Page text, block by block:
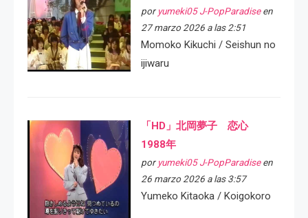
por yumeki05 J-PopParadiseen
27 marzo 2026 a las 2:51
Momoko Kikuchi / Seishun no
ijiwaru
「HD」北岡夢子 恋心
1988年
por yumeki05 J-PopParadiseen
26 marzo 2026 a las 3:57
Yumeko Kitaoka / Koigokoro